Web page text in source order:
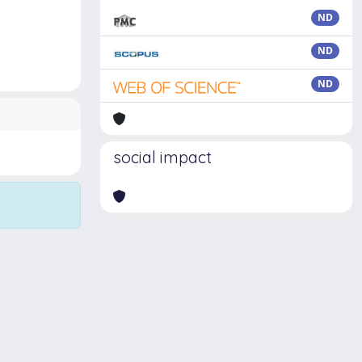
ND
ND
ND
social impact